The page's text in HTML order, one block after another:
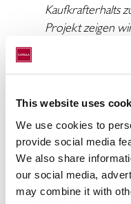
This website uses
We use cookies to
provide social media
We also share
our social media,
may combine it with
Kaufkrafterhalts
Projekt zeigen
Elithis-Hochhaus
Unterstützung
Art des
erschwinglich
Die Wohnanlage